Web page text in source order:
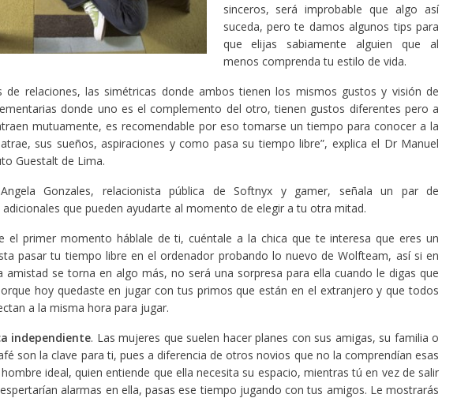
sinceros, será improbable que algo así
suceda, pero te damos algunos tips para
que elijas sabiamente alguien que al
menos comprenda tu estilo de vida.
de relaciones, las simétricas donde ambos tienen los mismos gustos y visión de
donde uno es el complemento del otro, tienen gustos diferentes pero a
mutuamente, es recomendable por eso tomarse un tiempo para conocer a la
sus sueños, aspiraciones y como pasa su tiempo libre”, explica el Dr Manuel
Guestalt de Lima.
Gonzales, relacionista pública de Softnyx y gamer, señala un par de
que pueden ayudarte al momento de elegir a tu otra mitad.
el primer momento háblale de ti, cuéntale a la chica que te interesa que eres un
pasar tu tiempo libre en el ordenador probando lo nuevo de Wolfteam, así si en
amistad se torna en algo más, no será una sorpresa para ella cuando le digas que
hoy quedaste en jugar con tus primos que están en el extranjero y que todos
a la misma hora para jugar.
independiente. Las mujeres que suelen hacer planes con sus amigas, su familia o
son la clave para ti, pues a diferencia de otros novios que no la comprendían esas
ideal, quien entiende que ella necesita su espacio, mientras tú en vez de salir
alarmas en ella, pasas ese tiempo jugando con tus amigos. Le mostrarás